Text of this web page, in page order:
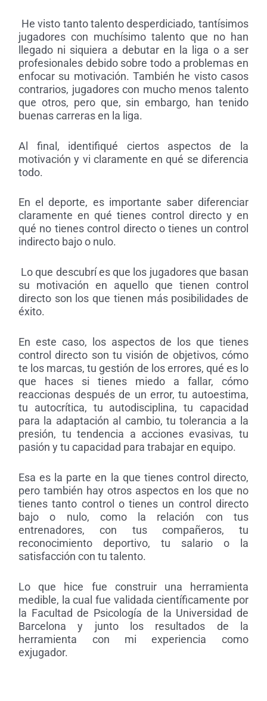
He visto tanto talento desperdiciado, tantísimos
jugadores con muchísimo talento que no han
llegado ni siquiera a debutar en la liga o a ser
profesionales debido sobre todo a problemas en
enfocar su motivación. También he visto casos
contrarios, jugadores con mucho menos talento
que otros, pero que, sin embargo, han tenido
buenas carreras en la liga.
Al final, identifiqué ciertos aspectos de la
motivación y vi claramente en qué se diferencia
todo.
En el deporte, es importante saber diferenciar
claramente en qué tienes control directo y en
qué no tienes control directo o tienes un control
indirecto bajo o nulo.
Lo que descubrí es que los jugadores que basan
su motivación en aquello que tienen control
directo son los que tienen más posibilidades de
éxito.
En este caso, los aspectos de los que tienes
control directo son tu visión de objetivos, cómo
te los marcas, tu gestión de los errores, qué es lo
que haces si tienes miedo a fallar, cómo
reaccionas después de un error, tu autoestima,
tu autocrítica, tu autodisciplina, tu capacidad
para la adaptación al cambio, tu tolerancia a la
presión, tu tendencia a acciones evasivas, tu
pasión y tu capacidad para trabajar en equipo.
Esa es la parte en la que tienes control directo,
pero también hay otros aspectos en los que no
tienes tanto control o tienes un control directo
bajo o nulo, como la relación con tus
entrenadores, con tus compañeros, tu
reconocimiento deportivo, tu salario o la
satisfacción con tu talento.
Lo que hice fue construir una herramienta
medible, la cual fue validada científicamente por
la Facultad de Psicología de la Universidad de
Barcelona y junto los resultados de la
herramienta con mi experiencia como
exjugador.